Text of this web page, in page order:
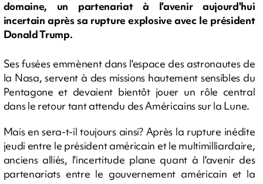
domaine, un partenariat à l'avenir aujourd'hui
incertain après sa rupture explosive avec le président
Donald Trump.
Ses fusées emmènent dans l'espace des astronautes de
la Nasa, servent à des missions hautement sensibles du
Pentagone et devaient bientôt jouer un rôle central
dans le retour tant attendu des Américains sur la Lune.
Mais en sera-t-il toujours ainsi? Après la rupture inédite
jeudi entre le président américain et le multimilliardaire,
anciens alliés, l'incertitude plane quant à l'avenir des
partenariats entre le gouvernement américain et la